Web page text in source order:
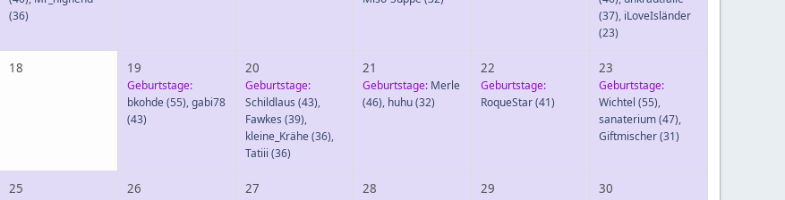
(36)
(37), iLoveIsländer
(23)
18 19
Geburtstage:
bkohde(55),gabi78
(43)
20
Geburtstage:
Schildlaus (43),
Fawkes (39),
kleine_Krähe(36),
Tatiii (36)
21
Geburtstage: Merle
(46), huhu(32)
22
Geburtstage:
RoqueStar(41)
23
Geburtstage:
Wichtel (55),
sanaterium(47),
Giftmischer(31)
25 26 27 28 29 30